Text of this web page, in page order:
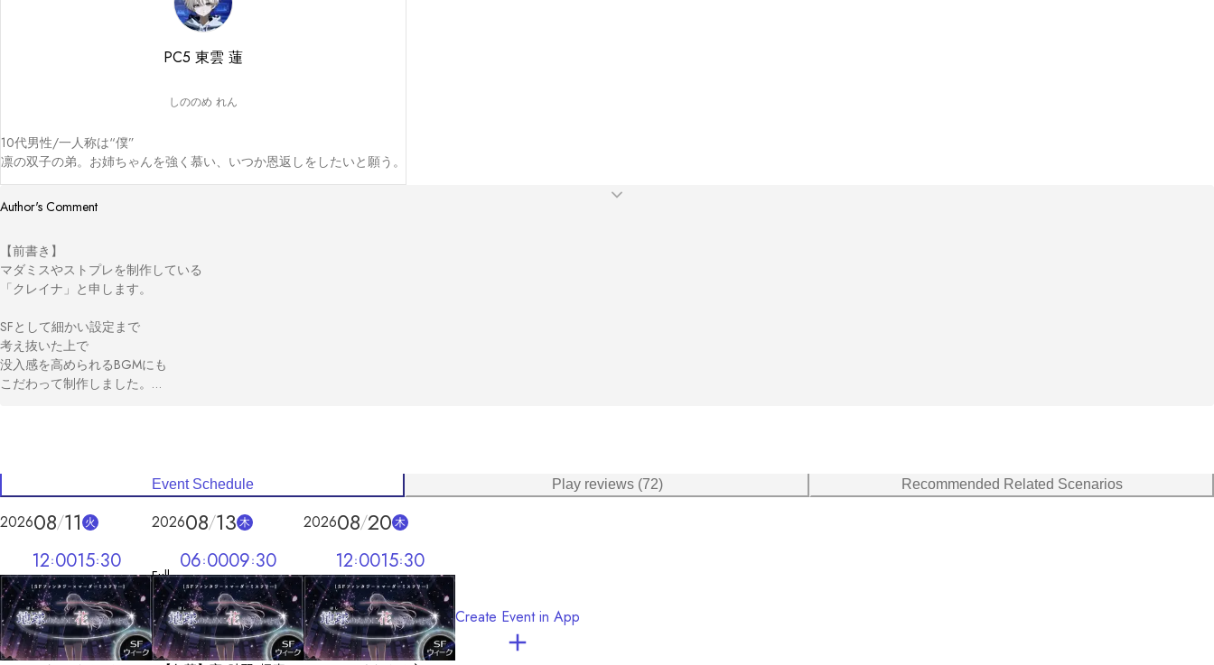
PC5 東雲 蓮
しののめ れん
10代男性/一人称は“僕”
凛の双子の弟。お姉ちゃんを強く慕い、いつか恩返しをしたいと願う。
Author's Comment
【前書き】
マダミスやストプレを制作している
「クレイナ」と申します。
SFとして細かい設定まで
考え抜いた上で
没入感を高められるBGMにも
こだわって制作しました。
◇素敵なNPCボイス
⇒chocoさん
◇ロゴ制作
⇒nowさん
◇紹介動画のボイスを提供して下さった方々。
あニキさん/りふさん/ようむきさん/タスクさん/なちゃさん/chocoさん
◇テストプレイにご参加くださった皆様。
Event Schedule Play reviews (72) Recommended Related Scenarios
202608 11 火
Full
12 0015 30
202608 13 木
06 0009 30
202608 20 木
12 0015 30
Create Event in App